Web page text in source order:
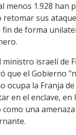
menos 1.928 han
sus
de forma
ministro israelí de
que el Gobierno
ocupa la Franja de
en el enclave, en
una